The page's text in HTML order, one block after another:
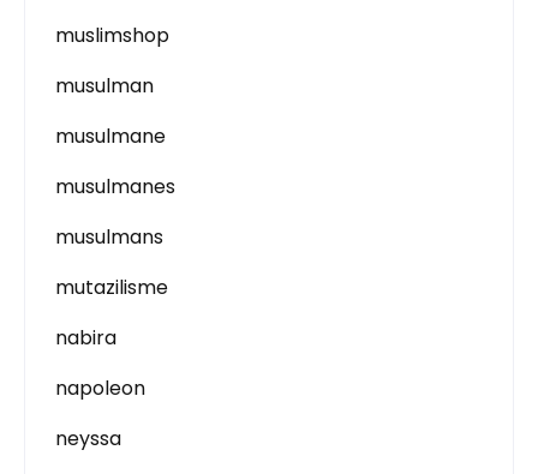
muslimshop
musulman
musulmane
musulmanes
musulmans
mutazilisme
nabira
napoleon
neyssa